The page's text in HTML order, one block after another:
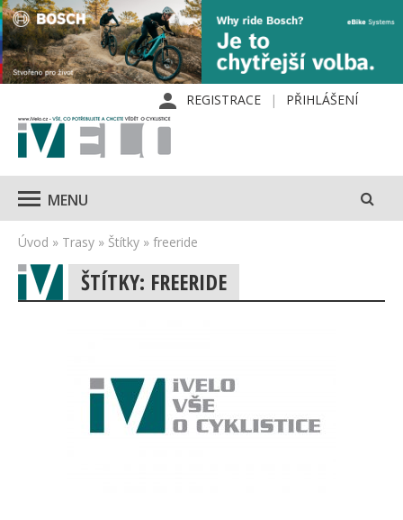
REGISTRACE PŘIHLÁŠENÍ
MENU
Úvod » Trasy » Štítky » freeride
ŠTÍTKY: FREERIDE